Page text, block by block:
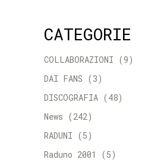
CATEGORIE
COLLABORAZIONI (9)
DAI FANS (3)
DISCOGRAFIA (48)
News (242)
RADUNI (5)
Raduno 2001
(5)